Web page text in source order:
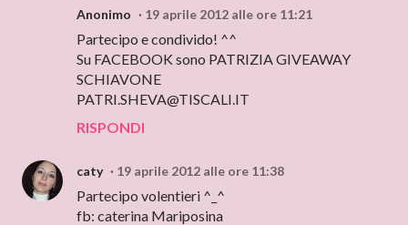
Anonimo 19 aprile 2012 alle ore 11:21
Partecipo e condivido! ^^
Su FACEBOOK sono PATRIZIA GIVEAWAY
SCHIAVONE
PATRI.SHEVA@TISCALI.IT
RISPONDI
caty 19 aprile 2012 alle ore 11:38
Partecipo volentieri ^_^
fb: caterina Mariposina